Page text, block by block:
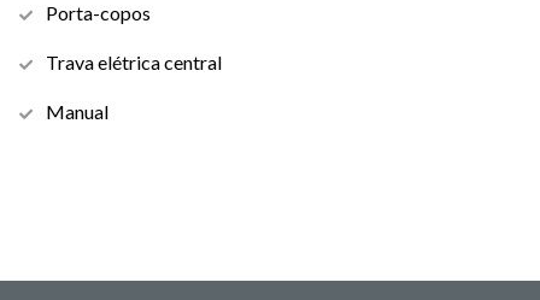
Porta-copos
Trava elétrica central
Manual